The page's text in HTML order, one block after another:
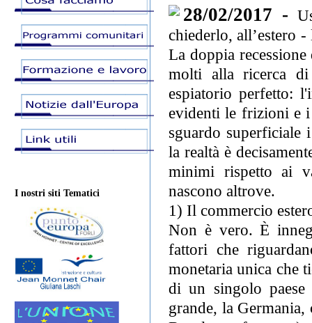
I nostri siti Tematici
28/02/2017 -
chiederlo, all’estero
La doppia
molti alla ricerca
espiatorio perfetto:
evidenti le frizioni e
sguardo superficiale
la realtà è
minimi rispetto ai
nascono altrove.
1) Il commercio
Non è vero. È
fattori che
monetaria unica che
di un singolo paese
grande, la Germania,